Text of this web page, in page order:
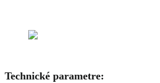
Technické parametre: